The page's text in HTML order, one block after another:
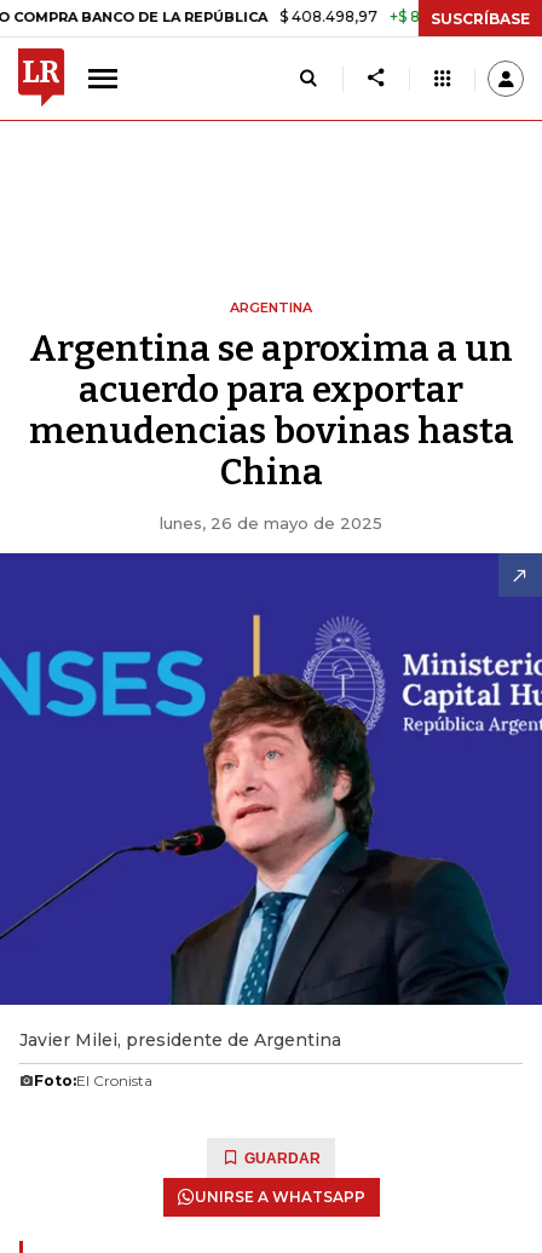
BANCO DE LA REPÚBLICA $ 408.498,97 +$ 8.753,81 +2,19%
SUSCRÍBASE
ARGENTINA
Argentina se aproxima a un
acuerdo para exportar
menudencias bovinas hasta
China
lunes, 26 de mayo de 2025
Javier Milei, presidente de Argentina
Foto:El Cronista
GUARDAR
UNIRSE A WHATSAPP